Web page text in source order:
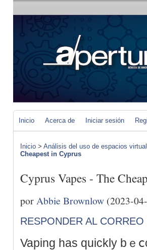
Inicio Acerca de Iniciar sesión
Inicio > Análisis del uso de espacios
Cheapest in Cyprus
Cyprus Vapes - The
por Abbie Brownlow (2023-
RESPONDER AL CORREO
Vaping has quіckly bｅ